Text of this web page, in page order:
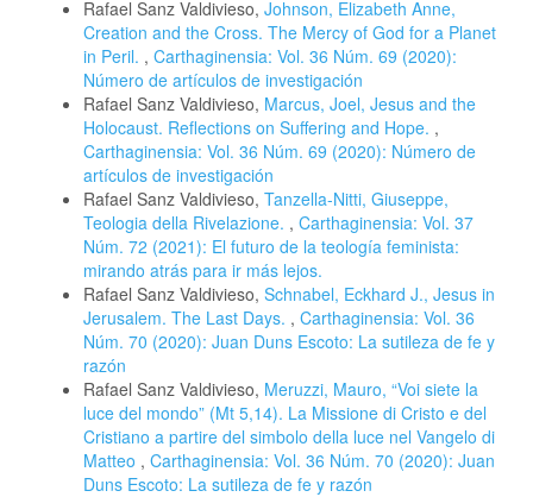
Rafael Sanz Valdivieso, Johnson, Elizabeth Anne,
Creation and the Cross. The Mercy of God for a Planet
in Peril. , Carthaginensia: Vol. 36 Núm. 69 (2020):
Número de artículos de investigación
Rafael Sanz Valdivieso, Marcus, Joel, Jesus and the
Holocaust. Reflections on Suffering and Hope. ,
Carthaginensia: Vol. 36 Núm. 69 (2020): Número de
artículos de investigación
Rafael Sanz Valdivieso, Tanzella-Nitti, Giuseppe,
Teologia della Rivelazione. , Carthaginensia: Vol. 37
Núm. 72 (2021): El futuro de la teología feminista:
mirando atrás para ir más lejos.
Rafael Sanz Valdivieso, Schnabel, Eckhard J., Jesus in
Jerusalem. The Last Days. , Carthaginensia: Vol. 36
Núm. 70 (2020): Juan Duns Escoto: La sutileza de fe y
razón
Rafael Sanz Valdivieso, Meruzzi, Mauro, “Voi siete la
luce del mondo” (Mt 5,14). La Missione di Cristo e del
Cristiano a partire del simbolo della luce nel Vangelo di
Matteo , Carthaginensia: Vol. 36 Núm. 70 (2020): Juan
Duns Escoto: La sutileza de fe y razón